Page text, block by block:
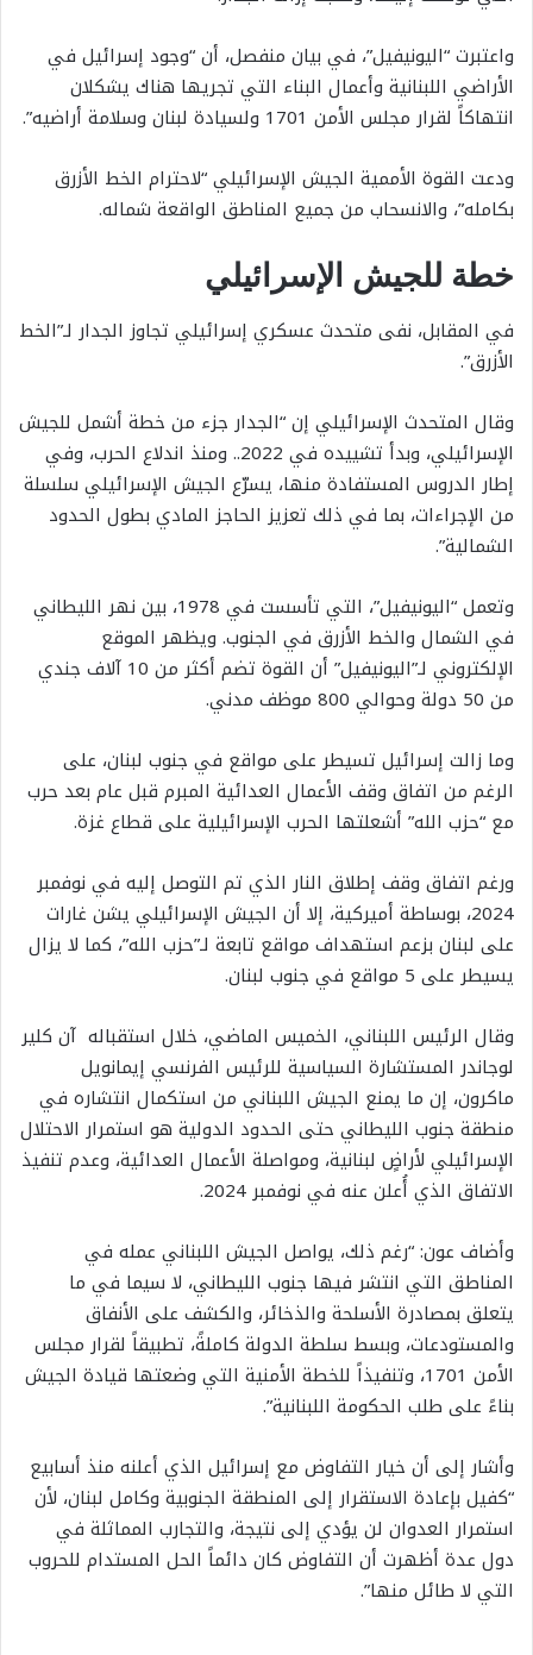
واعتبرت “اليونيفيل”، في بيان منفصل، أن “وجود إسرائيل في
الأراضي اللبنانية وأعمال البناء التي تجريها هناك يشكلان
انتهاكاً لقرار مجلس الأمن 1701 ولسيادة لبنان وسلامة أراضيه”.
ودعت القوة الأممية الجيش الإسرائيلي “لاحترام الخط الأزرق
بكامله”، والانسحاب من جميع المناطق الواقعة شماله.
خطة للجيش الإسرائيلي
في المقابل، نفى متحدث عسكري إسرائيلي تجاوز الجدار لـ”الخط
الأزرق”.
وقال المتحدث الإسرائيلي إن “الجدار جزء من خطة أشمل للجيش
الإسرائيلي، وبدأ تشييده في 2022.. ومنذ اندلاع الحرب، وفي
إطار الدروس المستفادة منها، يسرّع الجيش الإسرائيلي سلسلة
من الإجراءات، بما في ذلك تعزيز الحاجز المادي بطول الحدود
الشمالية”.
وتعمل “اليونيفيل”، التي تأسست في 1978، بين نهر الليطاني
في الشمال والخط الأزرق في الجنوب. ويظهر الموقع
الإلكتروني لـ”اليونيفيل” أن القوة تضم أكثر من 10 آلاف جندي
من 50 دولة وحوالي 800 موظف مدني.
وما زالت إسرائيل تسيطر على مواقع في جنوب لبنان، على
الرغم من اتفاق وقف الأعمال العدائية المبرم قبل عام بعد حرب
مع “حزب الله” أشعلتها الحرب الإسرائيلية على قطاع غزة.
ورغم اتفاق وقف إطلاق النار الذي تم التوصل إليه في نوفمبر
2024، بوساطة أميركية، إلا أن الجيش الإسرائيلي يشن غارات
على لبنان بزعم استهداف مواقع تابعة لـ”حزب الله”، كما لا يزال
يسيطر على 5 مواقع في جنوب لبنان.
وقال الرئيس اللبناني، الخميس الماضي، خلال استقباله آن كلير
لوجاندر المستشارة السياسية للرئيس الفرنسي إيمانويل
ماكرون، إن ما يمنع الجيش اللبناني من استكمال انتشاره في
منطقة جنوب الليطاني حتى الحدود الدولية هو استمرار الاحتلال
الإسرائيلي لأراضٍ لبنانية، ومواصلة الأعمال العدائية، وعدم تنفيذ
الاتفاق الذي أُعلن عنه في نوفمبر 2024.
وأضاف عون: “رغم ذلك، يواصل الجيش اللبناني عمله في
المناطق التي انتشر فيها جنوب الليطاني، لا سيما في ما
يتعلق بمصادرة الأسلحة والذخائر، والكشف على الأنفاق
والمستودعات، وبسط سلطة الدولة كاملةً، تطبيقاً لقرار مجلس
الأمن 1701، وتنفيذاً للخطة الأمنية التي وضعتها قيادة الجيش
بناءً على طلب الحكومة اللبنانية”.
وأشار إلى أن خيار التفاوض مع إسرائيل الذي أعلنه منذ أسابيع
“كفيل بإعادة الاستقرار إلى المنطقة الجنوبية وكامل لبنان، لأن
استمرار العدوان لن يؤدي إلى نتيجة، والتجارب المماثلة في
دول عدة أظهرت أن التفاوض كان دائماً الحل المستدام للحروب
التي لا طائل منها”.